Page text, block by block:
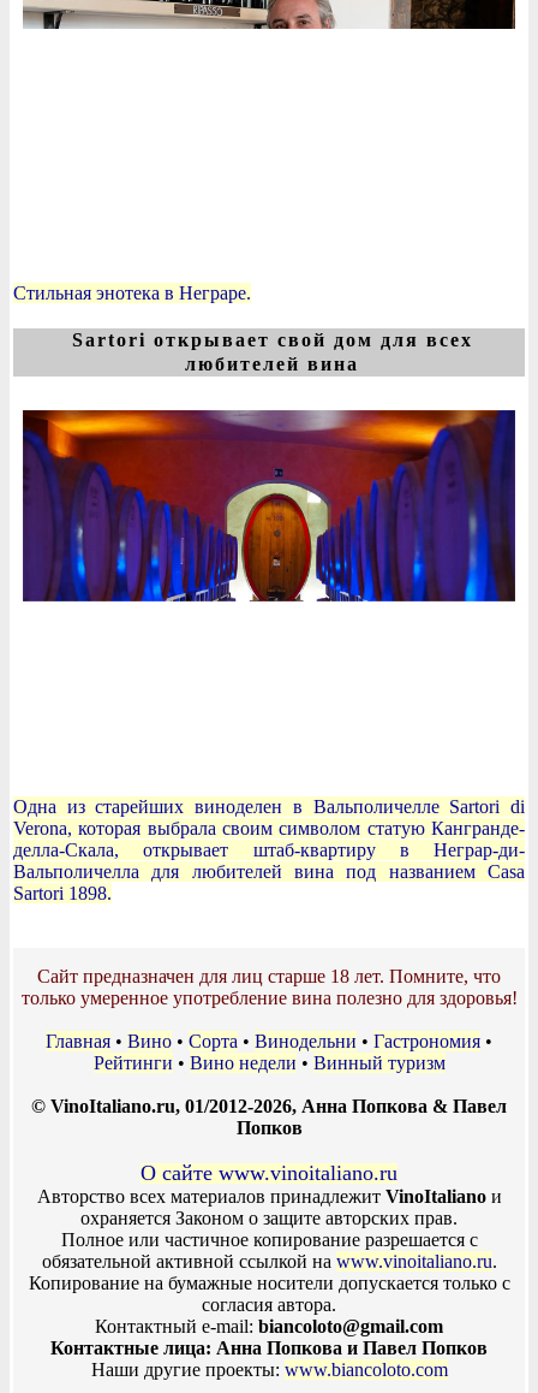
Стильная энотека в Неграре.
Sartori открывает свой дом для всех
любителей вина
Одна из старейших виноделен в Вальполичелле Sartori di
Verona, которая выбрала своим символом статую Кангранде-
делла-Скала, открывает штаб-квартиру в Неграр-ди-
Вальполичелла для любителей вина под названием Casa
Sartori 1898.
Сайт предназначен для лиц старше 18 лет. Помните, что
только умеренное употребление вина полезно для здоровья!
Главная • Вино • Сорта • Винодельни • Гастрономия •
Рейтинги • Вино недели • Винный туризм
© VinoItaliano.ru, 01/2012-2026, Анна Попкова & Павел
Попков
О сайте www.vinoitaliano.ru
Авторство всех материалов принадлежит VinoItalianoи
охраняется Законом о защите авторских прав.
Полное или частичное копирование разрешается с
обязательной активной ссылкой на www.vinoitaliano.ru.
Копирование на бумажные носители допускается только с
согласия автора.
Контактный e-mail: biancoloto@gmail.com
Контактные лица: Анна Попкова и Павел Попков
Наши другие проекты: www.biancoloto.com